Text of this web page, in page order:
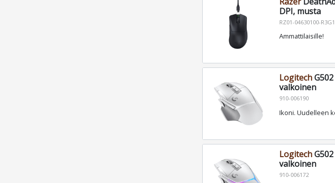
DPI, musta
RZ01-04630100-R3G1
Ammattilaisille!
Logitech
valkoinen
910-006190
Ikoni. Uudelleen
LogitechG502
valkoinen
910-006172